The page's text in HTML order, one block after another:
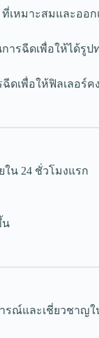
ที่เหมาะสมและออ
ารฉีดเพื่อให้ได้รูป
ดเพื่อให้ฟิลเลอร์ค
น 24 ชั่วโมงแรก
น
รณ์และเชี่ยวชาญ